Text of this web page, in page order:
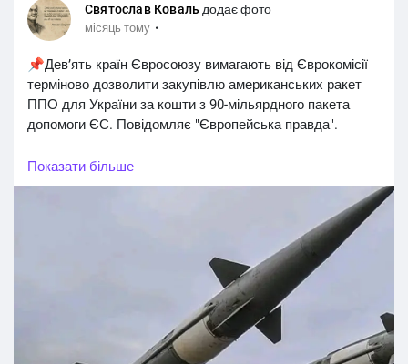
Святослав Коваль додає фото
місяць тому ·
📌Девʼять країн Євросоюзу вимагають від Єврокомісії
терміново дозволити закупівлю американських ракет
ППО для України за кошти з 90-мільярдного пакета
допомоги ЄС. Повідомляє "Європейська правда".
👉Нідерланди, Німеччина, Фінляндія, Швеція, Данія,
Польща та країни Балтії звернулися з листом до Каї
чекати аналізу європейського ринку, а використати
винятки й негайно придбати у США дефіцитні ракети
PAC-3, AIM-120, ATACMS та HARM. Міністри
наголошують, що європейська промисловість не здатна
закрити ці потреби вчасно, а зволікання коштує
Показати більше